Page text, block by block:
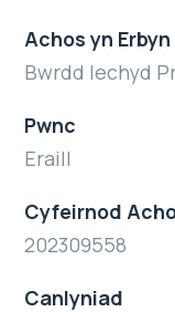
Achos yn Erbyn
Bwrdd Iechyd
Pwnc
Eraill
Cyfeirnod
202309558
Canlyniad